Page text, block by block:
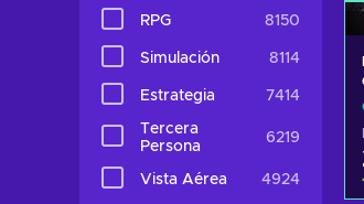
RPG 8150
Simulación 8114
Estrategia 7414
Tercera
Persona
6219
Vista Aérea 4924